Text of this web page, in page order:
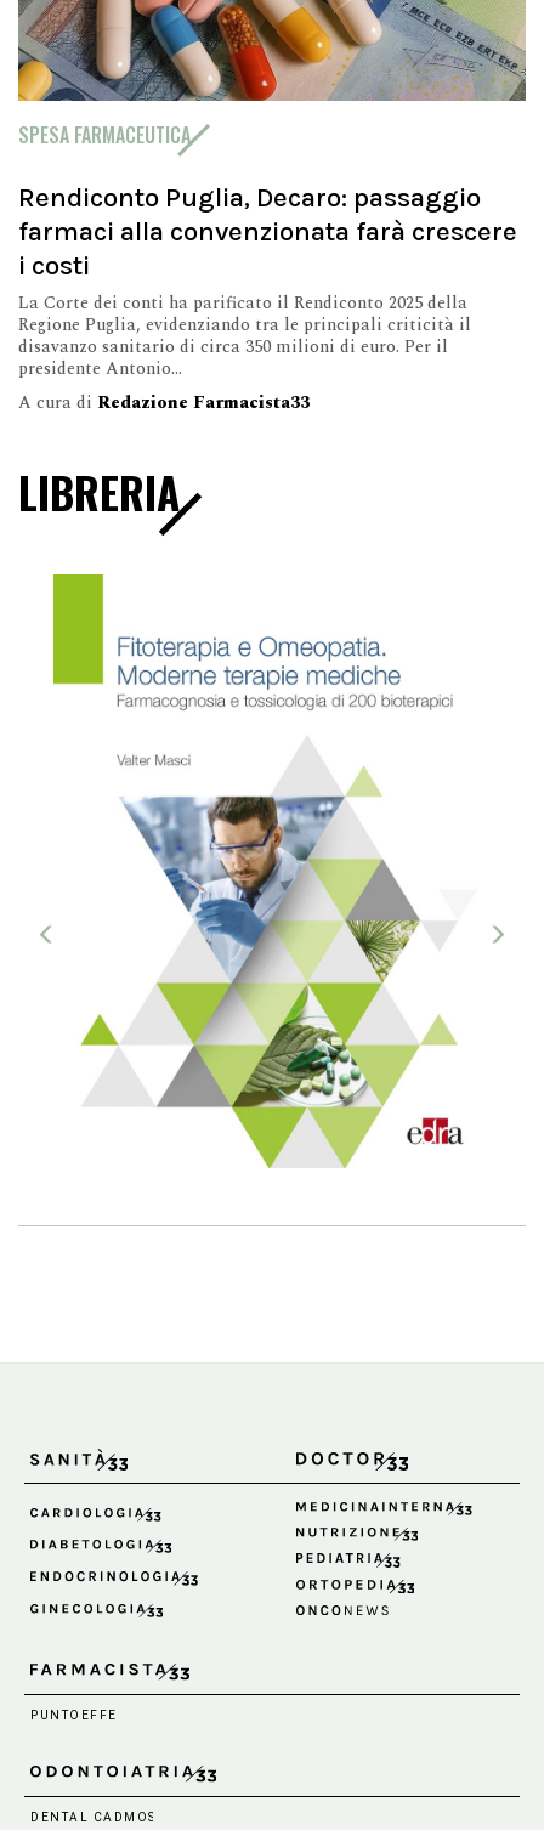
SPESA FARMACEUTICA
Rendiconto Puglia, Decaro: passaggio
farmaci alla convenzionata farà crescere
i costi
La Corte dei conti ha parificato il Rendiconto 2025 della
Regione Puglia, evidenziando tra le principali criticità il
disavanzo sanitario di circa 350 milioni di euro. Per il
presidente Antonio...
A cura di Redazione Farmacista33
LIBRERIA